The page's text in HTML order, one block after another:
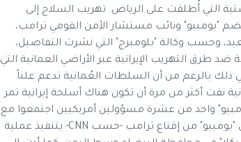
التي أُطلقت على الرياض. تهريب السلاح إلى
يونيو/ حزيران 2017 هبطت طائرة تضم "بومبيو" ونائب مستشار الأمن القومي ترامب،
وحسب وكالة "بلومبرج" التي نشرت التفاصيل،
طرق التهريب الإيرانية عبر الأراضي العمانية التي
ذلك بالرغم من أن السلطات العُمانية تدعم علناً
نفت أكثر من مرة أن تكون هناك أسلحة إيرانية تمر
واحد من عشرة مسؤولين أمريكيين اجتمعوا مع
ترامب على طاولة عشاء في يناير/كانون الثاني2017م، وتمكن "بومبيو" من إقناع ترامب -حسب CNN- بتنفيذ عملية